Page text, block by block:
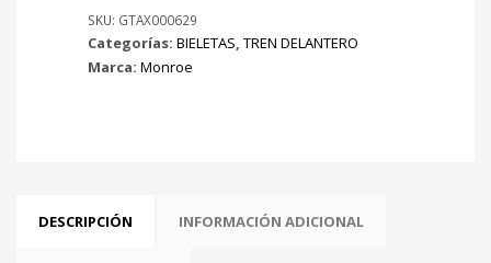
SKU: GTAX000629
Categorías: BIELETAS, TREN DELANTERO
Marca: Monroe
DESCRIPCIÓN INFORMACIÓN ADICIONAL